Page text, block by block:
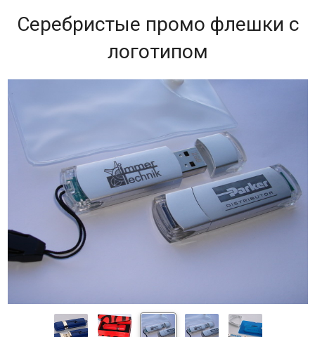
Серебристые промо флешки с
логотипом